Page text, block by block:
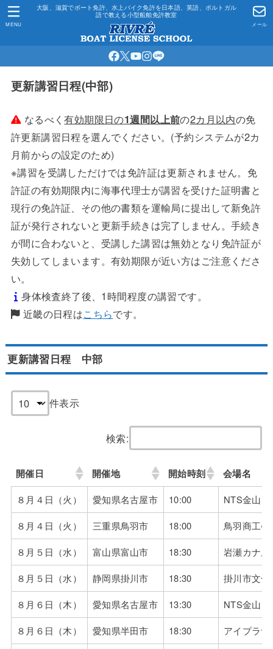
大阪、滋賀でボート免許、水上バイク免許を日本語、英語、ポルトガル
語で教える小型船舶免許教室
メール
MENU
更新講習日程(中部)
なるべく有効期限日の1週間以上前の2カ月以内の免
許更新講習日程を選んでください。(予約システムが2カ
月前からの設定のため)
※講習を受講しただけでは免許証は更新されません。免
許証の有効期限内に海事代理士が講習を受けた証明書と
現行の免許証、その他の書類を運輸局に提出して新免許
証が発行されないと更新手続きは完了しません。手続き
が間に合わないと、受講した講習は無効となり免許証が
失効してしまいます。有効期限が近い方はご注意くださ
い。
身体検査終了後、1時間程度の講習です。
近畿の日程はこちらです。
更新講習日程 中部
件表示
検索:
開催日 開催地 開始時刻
会場名
開催日
開催地 開始時刻 会場名
８月４日（火） 愛知県名古屋市 10:00 NTS金山
８月４日（火） 三重県鳥羽市 18:00 鳥羽商工会
８月５日（水） 富山県富山市 18:30 岩瀬カナル
８月５日（水） 静岡県掛川市 18:30 掛川市文
８月６日（木） 愛知県名古屋市 13:30 NTS金山
８月６日（木） 愛知県半田市 18:30 アイプラ